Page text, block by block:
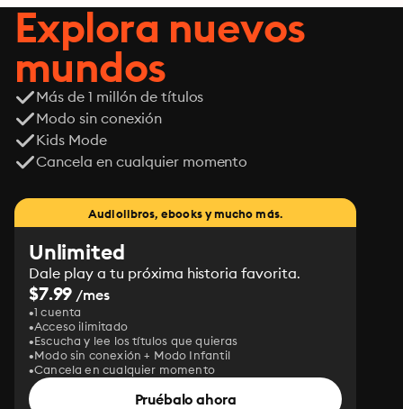
Explora nuevos
mundos
Más de 1 millón de títulos
Modo sin conexión
Kids Mode
Cancela en cualquier momento
Audiolibros, ebooks y mucho más.
Unlimited
Dale play a tu próxima historia favorita.
$7.99 /mes
1 cuenta
Acceso ilimitado
Escucha y lee los títulos que quieras
Modo sin conexión + Modo Infantil
Cancela en cualquier momento
Pruébalo ahora